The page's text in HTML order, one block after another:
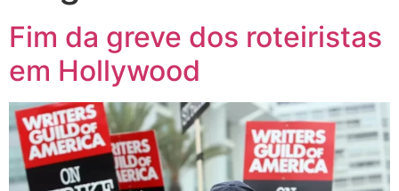
Fim da greve dos roteiristas
em Hollywood